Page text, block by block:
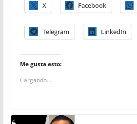
X Facebook
Telegram LinkedIn
Me gusta esto:
Cargando...